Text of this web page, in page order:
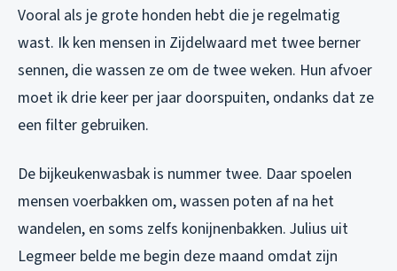
Vooral als je grote honden hebt die je regelmatig
wast. Ik ken mensen in Zijdelwaard met twee berner
sennen, die wassen ze om de twee weken. Hun afvoer
moet ik drie keer per jaar doorspuiten, ondanks dat ze
een filter gebruiken.
De bijkeukenwasbak is nummer twee. Daar spoelen
mensen voerbakken om, wassen poten af na het
wandelen, en soms zelfs konijnenbakken. Julius uit
Legmeer belde me begin deze maand omdat zijn